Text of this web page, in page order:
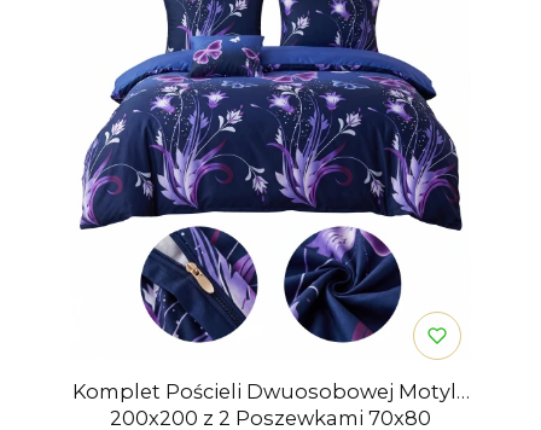
Komplet Pościeli Dwuosobowej Motyle
200x200 z 2 Poszewkami 70x80